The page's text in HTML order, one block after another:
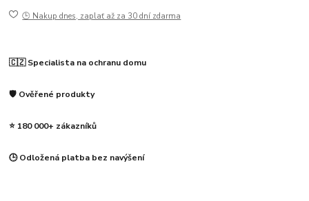
🕒 Nakup dnes, zaplať až za 30 dní zdarma
🇨🇿 Specialista na ochranu domu
🛡️ Ověřené produkty
⭐ 180 000+ zákazníků
🕒 Odložená platba bez navýšení